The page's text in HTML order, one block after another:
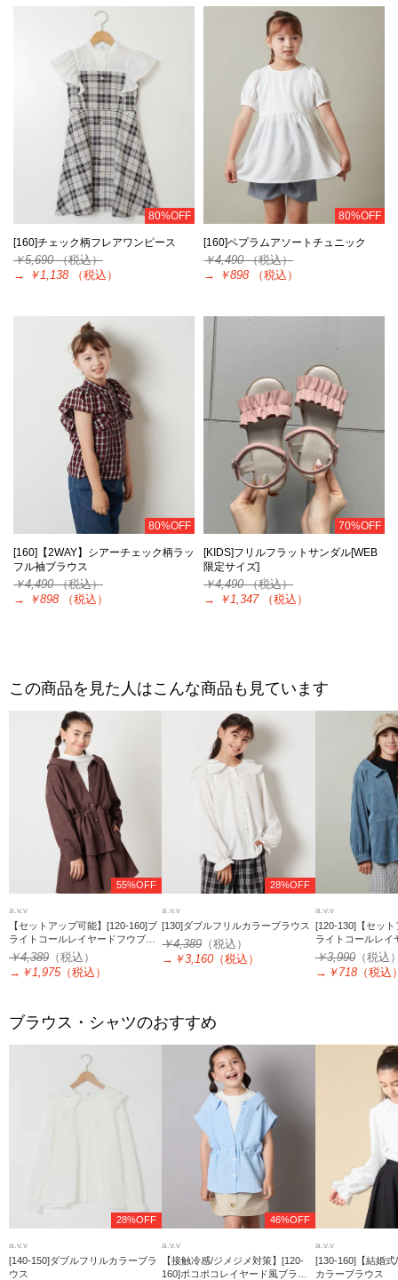
80%OFF
[160]チェック柄フレアワンピース
￥5,690（税込）
→
￥1,138 （税込）
80%OFF
[160]ペプラムアソートチュニック
￥4,490（税込）
→
￥898 （税込）
80%OFF
[160]【2WAY】シアーチェック柄ラッ
フル袖ブラウス
￥4,490（税込）
→
￥898 （税込）
70%OFF
[KIDS]フリルフラットサンダル[WEB
限定サイズ]
￥4,490（税込）
→
￥1,347 （税込）
この商品を見た人はこんな商品も見ています
55%OFF
a.v.v
【セットアップ可能】[120-160]ブ
ライトコールレイヤードフウブラ
ウス
￥4,389 （税込）
→ ￥1,975（税込）
28%OFF
a.v.v
[130]ダブルフリルカラーブラウス
￥4,389（税込）
→ ￥3,160 （税込）
a.v.v
[120-130]【セッ
ライトコールレイ
グブラウス
￥3,990（税込
→ ￥718（税込
ブラウス・シャツのおすすめ
28%OFF
a.v.v
[140-150]ダブルフリルカラーブラ
ウス
46%OFF
a.v.v
【接触冷感/ジメジメ対策】[120-
160]ポコポコレイヤード風ブラウ
a.v.v
[130-160]【結婚
カラーブラウス